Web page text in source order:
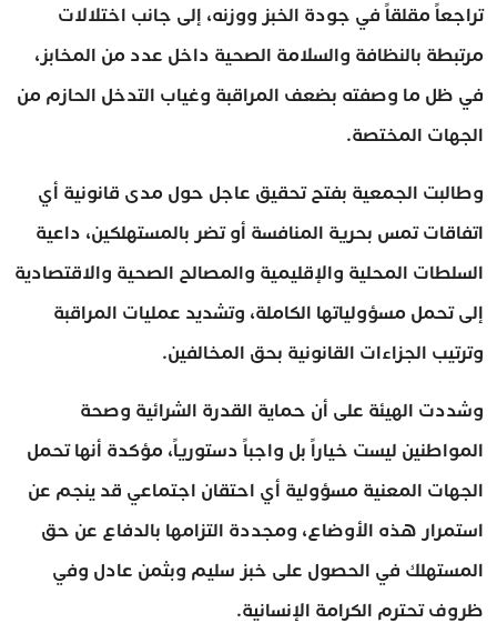
تراجعاً مقلقاً في جودة الخبز ووزنه، إلى جانب اختلالات
مرتبطة بالنظافة والسلامة الصحية داخل عدد من المخابز،
في ظل ما وصفته بضعف المراقبة وغياب التدخل الحازم من
الجهات المختصة.
وطالبت الجمعية بفتح تحقيق عاجل حول مدى قانونية أي
اتفاقات تمس بحرية المنافسة أو تضر بالمستهلكين، داعية
السلطات المحلية والإقليمية والمصالح الصحية والاقتصادية
إلى تحمل مسؤولياتها الكاملة، وتشديد عمليات المراقبة
وترتيب الجزاءات القانونية بحق المخالفين.
وشددت الهيئة على أن حماية القدرة الشرائية وصحة
المواطنين ليست خياراً بل واجباً دستورياً، مؤكدة أنها تحمل
الجهات المعنية مسؤولية أي احتقان اجتماعي قد ينجم عن
استمرار هذه الأوضاع، ومجددة التزامها بالدفاع عن حق
المستهلك في الحصول على خبز سليم وبثمن عادل وفي
ظروف تحترم الكرامة الإنسانية.